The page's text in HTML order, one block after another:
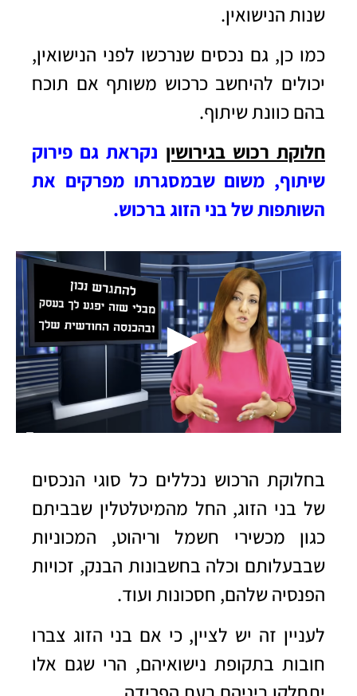
שנות הנישואין.
כמו כן, גם נכסים שנרכשו לפני הנישואין,
יכולים להיחשב כרכוש משותף אם תוכח
בהם כוונת שיתוף.
חלוקת רכוש בגירושין נקראת גם פירוק
שיתוף, משום שבמסגרתו מפרקים את
השותפות של בני הזוג ברכוש.
בחלוקת הרכוש נכללים כל סוגי הנכסים
של בני הזוג, החל מהמיטלטלין שבביתם
כגון מכשירי חשמל וריהוט, המכוניות
שבבעלותם וכלה בחשבונות הבנק, זכויות
הפנסיה שלהם, חסכונות ועוד.
לעניין זה יש לציין, כי אם בני הזוג צברו
חובות בתקופת נישואיהם, הרי שגם אלו